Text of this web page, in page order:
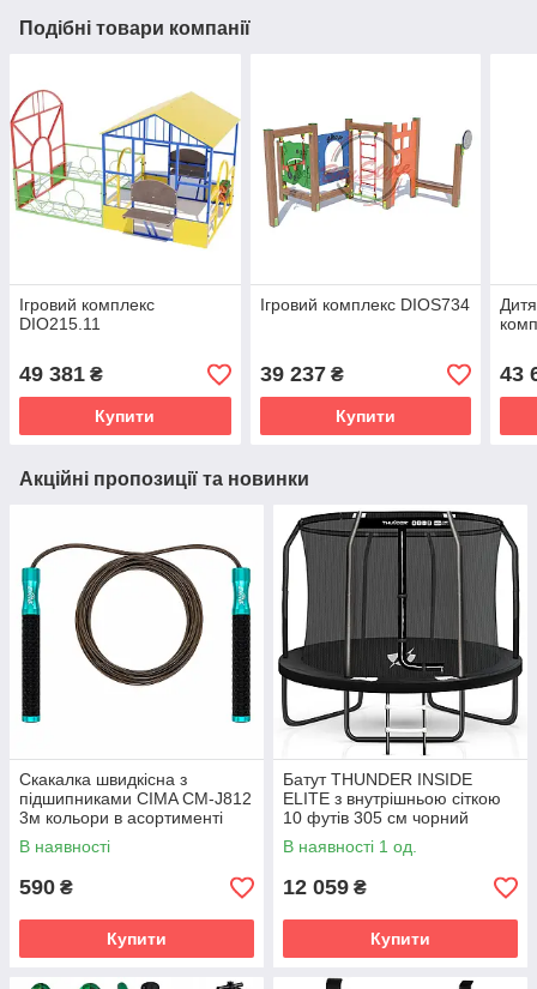
Подібні товари компанії
Ігровий комплекс
DIO215.11
49 381 ₴
Купити
Ігровий комплекс DIOS734
39 237₴
Купити
43
Акційні пропозиції та новинки
Скакалка швидкісна з
підшипниками CIMA CM-J812
3м кольори в асортименті
В наявності
590 ₴
Купити
Батут THUNDER INSIDE
ELITE з внутрішньою сіткою
10 футів 305 см чорний
В наявності 1 од.
12 059 ₴
Купити